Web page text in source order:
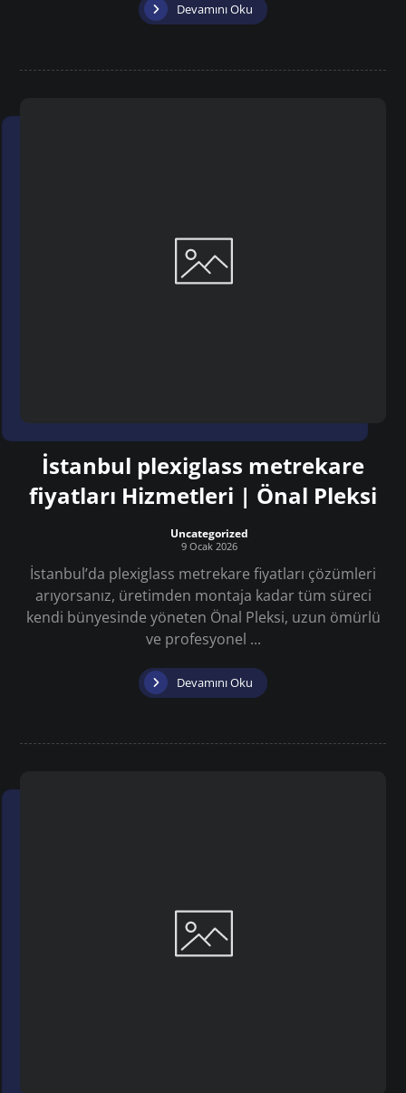
Devamını Oku
İstanbul plexiglass metrekare
fiyatları Hizmetleri | Önal Pleksi
Uncategorized
9 Ocak 2026
İstanbul’da plexiglass metrekare fiyatları çözümleri
arıyorsanız, üretimden montaja kadar tüm süreci
kendi bünyesinde yöneten Önal Pleksi, uzun ömürlü
ve profesyonel ...
Devamını Oku